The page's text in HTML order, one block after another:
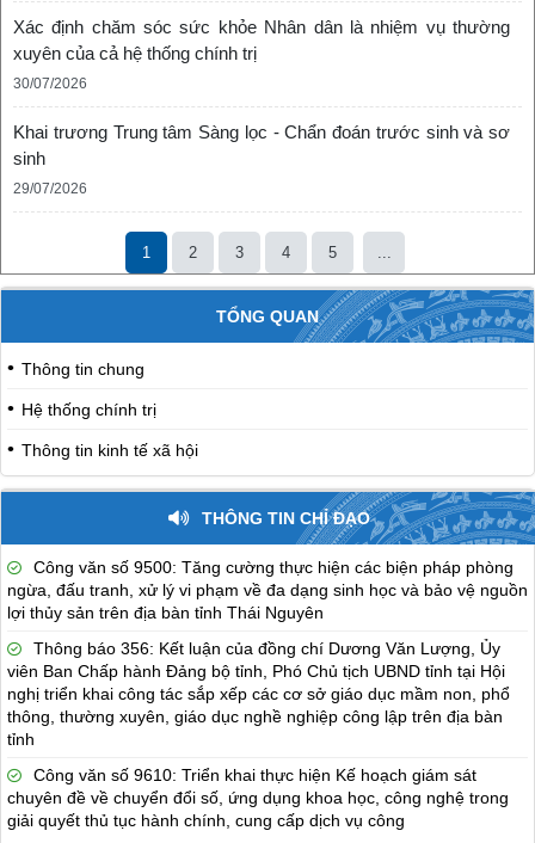
Xác định chăm sóc sức khỏe Nhân dân là nhiệm vụ thường
xuyên của cả hệ thống chính trị
30/07/2026
Khai trương Trung tâm Sàng lọc - Chẩn đoán trước sinh và sơ
sinh
29/07/2026
1 2 3 4 5 ...
TỔNG QUAN
Thông tin chung
Hệ thống chính trị
Thông tin kinh tế xã hội
THÔNG TIN CHỈ ĐẠO
Công văn số 9500: Tăng cường thực hiện các biện pháp phòng
ngừa, đấu tranh, xử lý vi phạm về đa dạng sinh học và bảo vệ nguồn
lợi thủy sản trên địa bàn tỉnh Thái Nguyên
Thông báo 356: Kết luận của đồng chí Dương Văn Lượng, Ủy
viên Ban Chấp hành Đảng bộ tỉnh, Phó Chủ tịch UBND tỉnh tại Hội
nghị triển khai công tác sắp xếp các cơ sở giáo dục mầm non, phổ
thông, thường xuyên, giáo dục nghề nghiệp công lập trên địa bàn
tỉnh
Công văn số 9610: Triển khai thực hiện Kế hoạch giám sát
chuyên đề về chuyển đổi số, ứng dụng khoa học, công nghệ trong
giải quyết thủ tục hành chính, cung cấp dịch vụ công